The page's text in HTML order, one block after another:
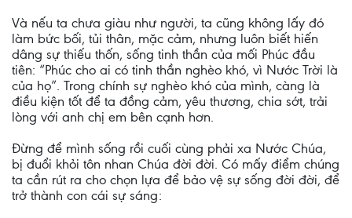
Và nếu ta chưa giàu như người, ta cũng không lấy đó
làm bức bối, tủi thân, mặc cảm, nhưng luôn biết hiến
dâng sự thiếu thốn, sống tinh thần của mối Phúc đầu
tiên: “Phúc cho ai có tinh thần nghèo khó, vì Nước Trời là
của họ”. Trong chính sự nghèo khó của mình, càng là
điều kiện tốt để ta đồng cảm, yêu thương, chia sớt, trải
lòng với anh chị em bên cạnh hơn.
Đừng để mình sống rồi cuối cùng phải xa Nước Chúa,
bị đuổi khỏi tôn nhan Chúa đời đời. Có mấy điểm chúng
ta cần rút ra cho chọn lựa để bảo vệ sự sống đời đời, để
trở thành con cái sự sáng: